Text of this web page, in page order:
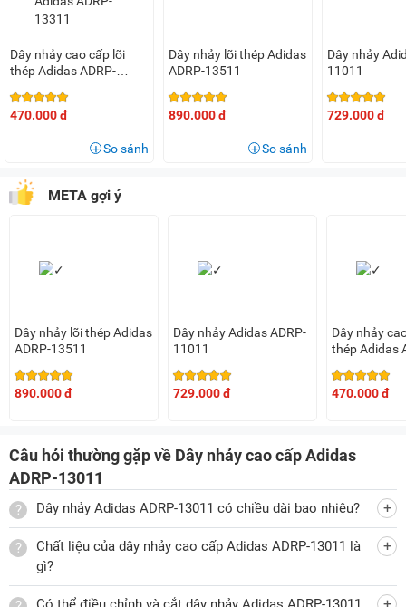
Dây nhảy cao cấp lõi
thép Adidas ADRP-
470.000 đ
So sánh
Dây nhảy lõi thép Adidas
ADRP-13511
890.000 đ
So sánh
Dây nhảy
11011
729.000 đ
META gợi ý
Dây nhảy lõi thép Adidas
ADRP-13511
890.000 đ
Dây nhảy Adidas ADRP-
11011
729.000 đ
Dây nhảy
thép Adidas
470.000 đ
Câu hỏi thường gặp về Dây nhảy cao cấp Adidas
ADRP-13011
Dây nhảy Adidas ADRP-13011 có chiều dài bao nhiêu?
Chất liệu của dây nhảy cao cấp Adidas ADRP-13011 là
gì?